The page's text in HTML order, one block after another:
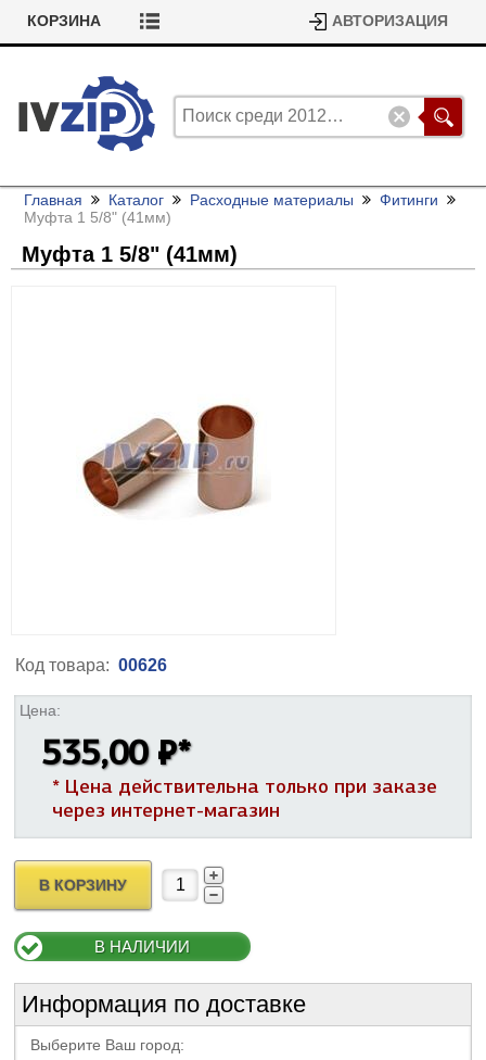
КОРЗИНА АВТОРИЗАЦИЯ
Главная Каталог Расходные материалы
Фитинги
Муфта 1 5/8" (41мм)
Муфта 1 5/8" (41мм)
Код товара: 00626
Цена:
535,00 ₽*
* Цена действительна только при заказе
через интернет-магазин
В КОРЗИНУ
В НАЛИЧИИ
Информация по доставке
Выберите Ваш город: